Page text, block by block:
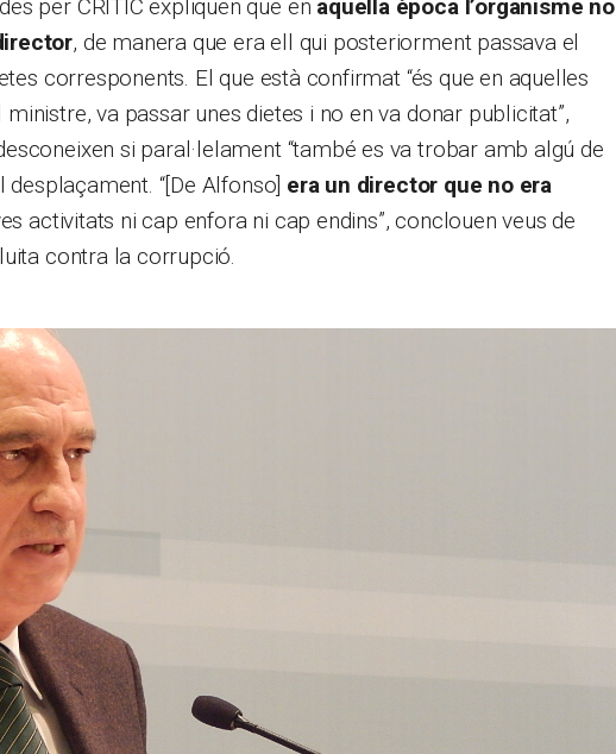
per CRÍTIC expliquen que en aquella època l’organisme no
, de manera que era ell qui posteriorment passava el
corresponents. El que està confirmat “és que en aquelles
va passar unes dietes i no en va donar publicitat”,
si paral·lelament “també es va trobar amb algú de
“[De Alfonso] era un director que no era
activitats ni cap enfora ni cap endins”, conclouen veus de
contra la corrupció.